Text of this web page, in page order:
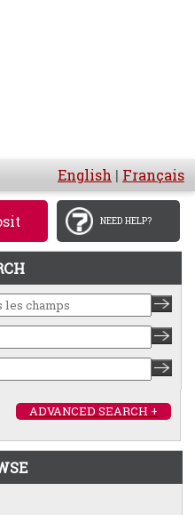
English | Français
NEED HELP?
ADVANCED SEARCH +